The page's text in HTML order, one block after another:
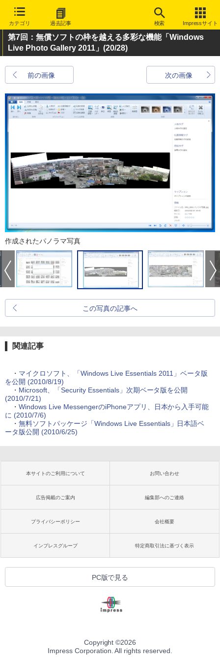
カテゴリ 過去記事 検索 Impressサイト
第7回：無償ソフトの枠を越える多彩な機能「Windows
Live Photo Gallery 2011」 (20/28)
前の画像 次の画像
作成されたパノラマ写真
この写真の記事へ
関連記事
・ マイクロソフト、「Windows Live Essentials 2011」ベータ版
を公開 (2010/8/19)
・ Microsoft、「Security Essentials」次期ベータ版を公開
(2010/7/21)
・ Windows Live MessengerのiPhoneアプリ、日本から入手可能
に (2010/7/6)
・ 無料ソフトパッケージ「Windows Live Essentials」日本語ベ
ータ版公開 (2010/6/25)
本サイトのご利用について お問い合わせ
広告掲載のご案内 編集部へのご連絡
プライバシーポリシー 会社概要
インプレスグループ 特定商取引法に基づく表示
PC版で見る
Copyright ©2026
Impress Corporation. All rights reserved.